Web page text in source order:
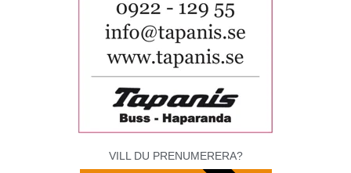
VILL DU PRENUMERERA?